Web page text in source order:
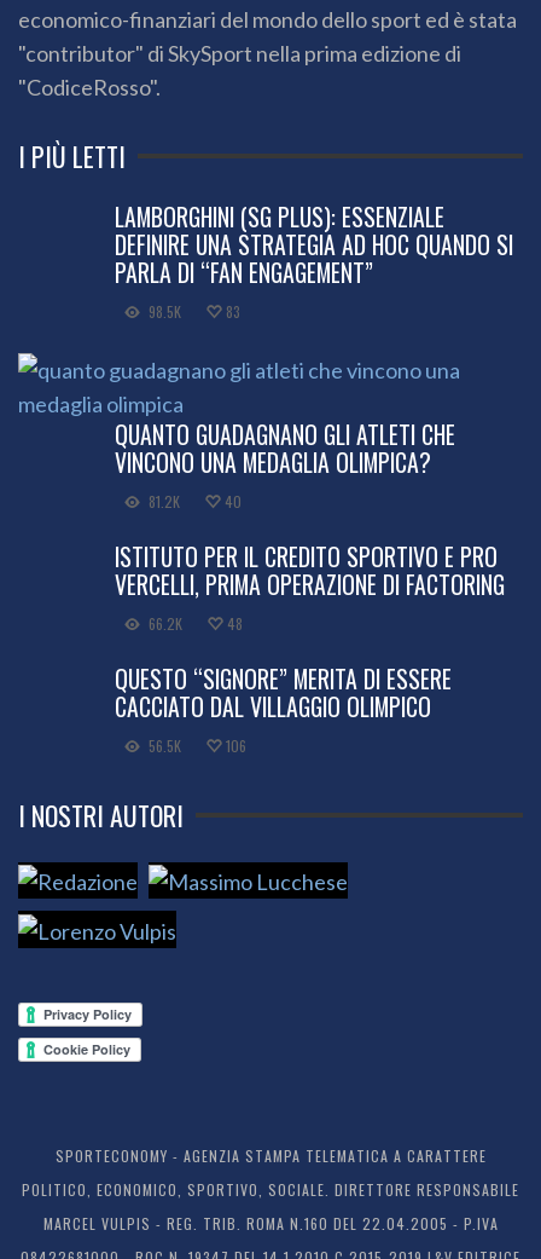
economico-finanziari del mondo dello sport ed è stata
"contributor" di SkySport nella prima edizione di
"CodiceRosso".
I PIÙ LETTI
LAMBORGHINI (SG PLUS): ESSENZIALE
DEFINIRE UNA STRATEGIA AD HOC QUANDO SI
PARLA DI “FAN ENGAGEMENT”
98.5K 83
QUANTO GUADAGNANO GLI ATLETI CHE
VINCONO UNA MEDAGLIA OLIMPICA?
81.2K 40
ISTITUTO PER IL CREDITO SPORTIVO E PRO
VERCELLI, PRIMA OPERAZIONE DI FACTORING
66.2K 48
QUESTO “SIGNORE” MERITA DI ESSERE
CACCIATO DAL VILLAGGIO OLIMPICO
56.5K 106
I NOSTRI AUTORI
SPORTECONOMY - AGENZIA STAMPA TELEMATICA A CARATTERE
POLITICO, ECONOMICO, SPORTIVO, SOCIALE. DIRETTORE RESPONSABILE
MARCEL VULPIS - REG. TRIB. ROMA N.160 DEL 22.04.2005 - P.IVA